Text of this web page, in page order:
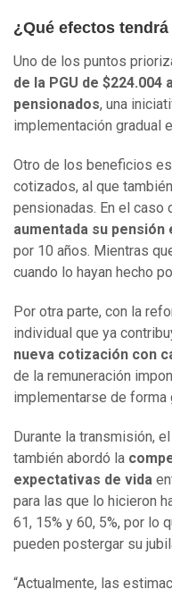
¿Qué efectos
Uno de los puntos
de la PGU de $224.004
pensionados, una
implementación gradual
Otro de los beneficios
cotizados, al que
pensionadas. En el caso
aumentada su pensión
por 10 años. Mientras
cuando lo hayan hecho
Por otra parte, con la
individual que ya
nueva cotización con
de la remuneración
implementarse de forma
Durante la transmisión,
también abordó la
expectativas de vida
para las que lo hicieron
61, 15% y 60, 5%, por lo
pueden postergar su
“Actualmente, las